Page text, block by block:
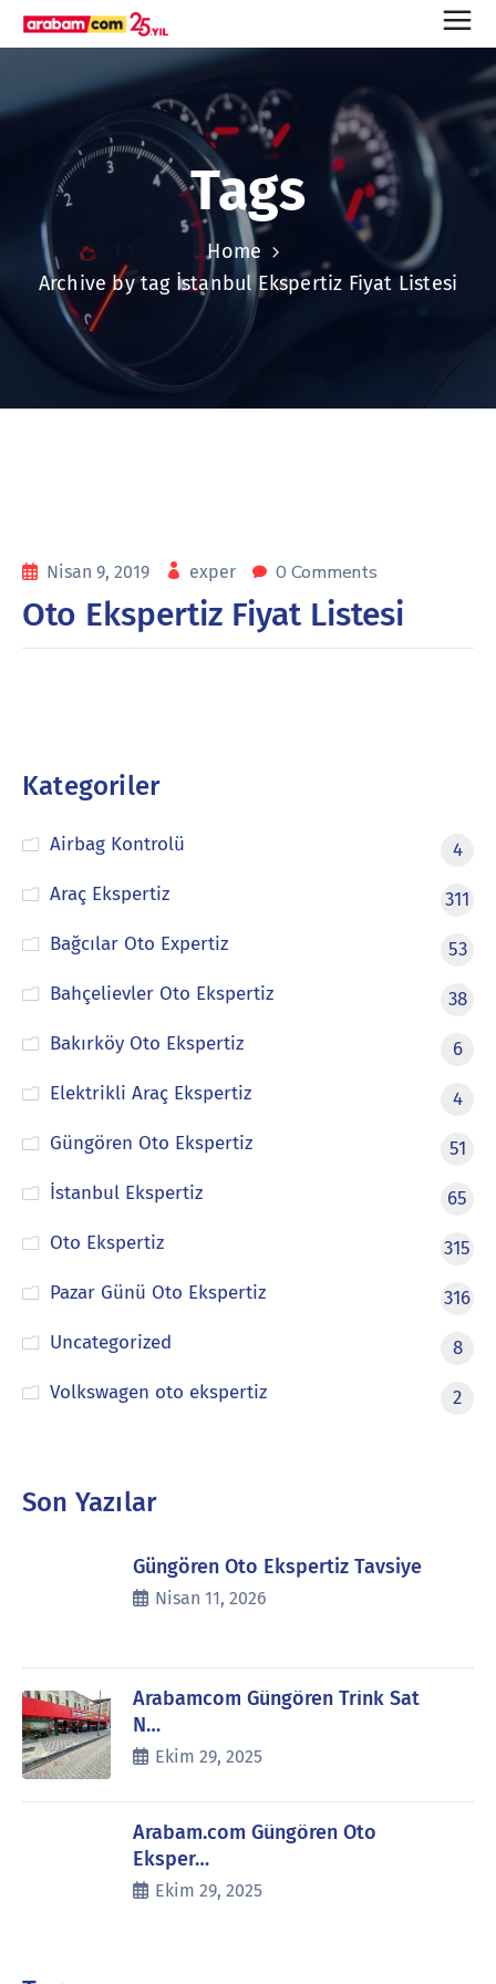
Tags
Home
Archive by tag İstanbul Ekspertiz Fiyat Listesi
Nisan 9, 2019 exper 0 Comments
Oto Ekspertiz Fiyat Listesi
Kategoriler
Airbag Kontrolü
4
Araç Ekspertiz
311
Bağcılar Oto Expertiz
53
Bahçelievler Oto Ekspertiz
38
Bakırköy Oto Ekspertiz
6
Elektrikli Araç Ekspertiz
4
Güngören Oto Ekspertiz
51
İstanbul Ekspertiz
65
Oto Ekspertiz
315
Pazar Günü Oto Ekspertiz
316
Uncategorized
8
Volkswagen oto ekspertiz
2
Son Yazılar
Güngören Oto Ekspertiz Tavsiye
Nisan 11, 2026
Arabamcom Güngören Trink Sat
N…
Ekim 29, 2025
Arabam.com Güngören Oto
Eksper…
Ekim 29, 2025